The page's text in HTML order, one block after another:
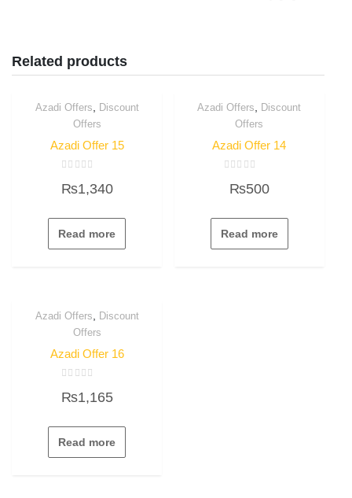
Related products
Azadi Offers
Discount
Offers
Azadi Offer 15
0
out
5
₨1,340
Read more
Azadi Offers
Discount
Offers
Azadi Offer 14
out
5
₨500
Read more
Azadi Offers
Discount
Offers
Azadi Offer 16
0
out
5
₨1,165
Read more